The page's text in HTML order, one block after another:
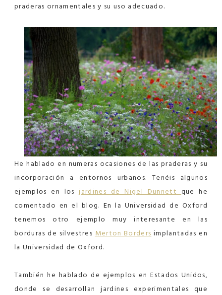
praderas ornamentales y su uso adecuado.
He hablado en numeras ocasiones de las praderas y su
incorporación a entornos urbanos. Tenéis algunos
ejemplos en losjardines de Nigel Dunnettque he
comentado en el blog. En la Universidad de Oxford
tenemos otro ejemplo muy interesante en las
borduras de silvestresMerton Bordersimplantadas en
la Universidad de Oxford.
También he hablado de ejemplos en Estados Unidos,
donde se desarrollan jardines experimentales que